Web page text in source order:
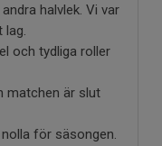
halvlek. Vi var
lag.
och tydliga roller
matchen är slut
för säsongen.